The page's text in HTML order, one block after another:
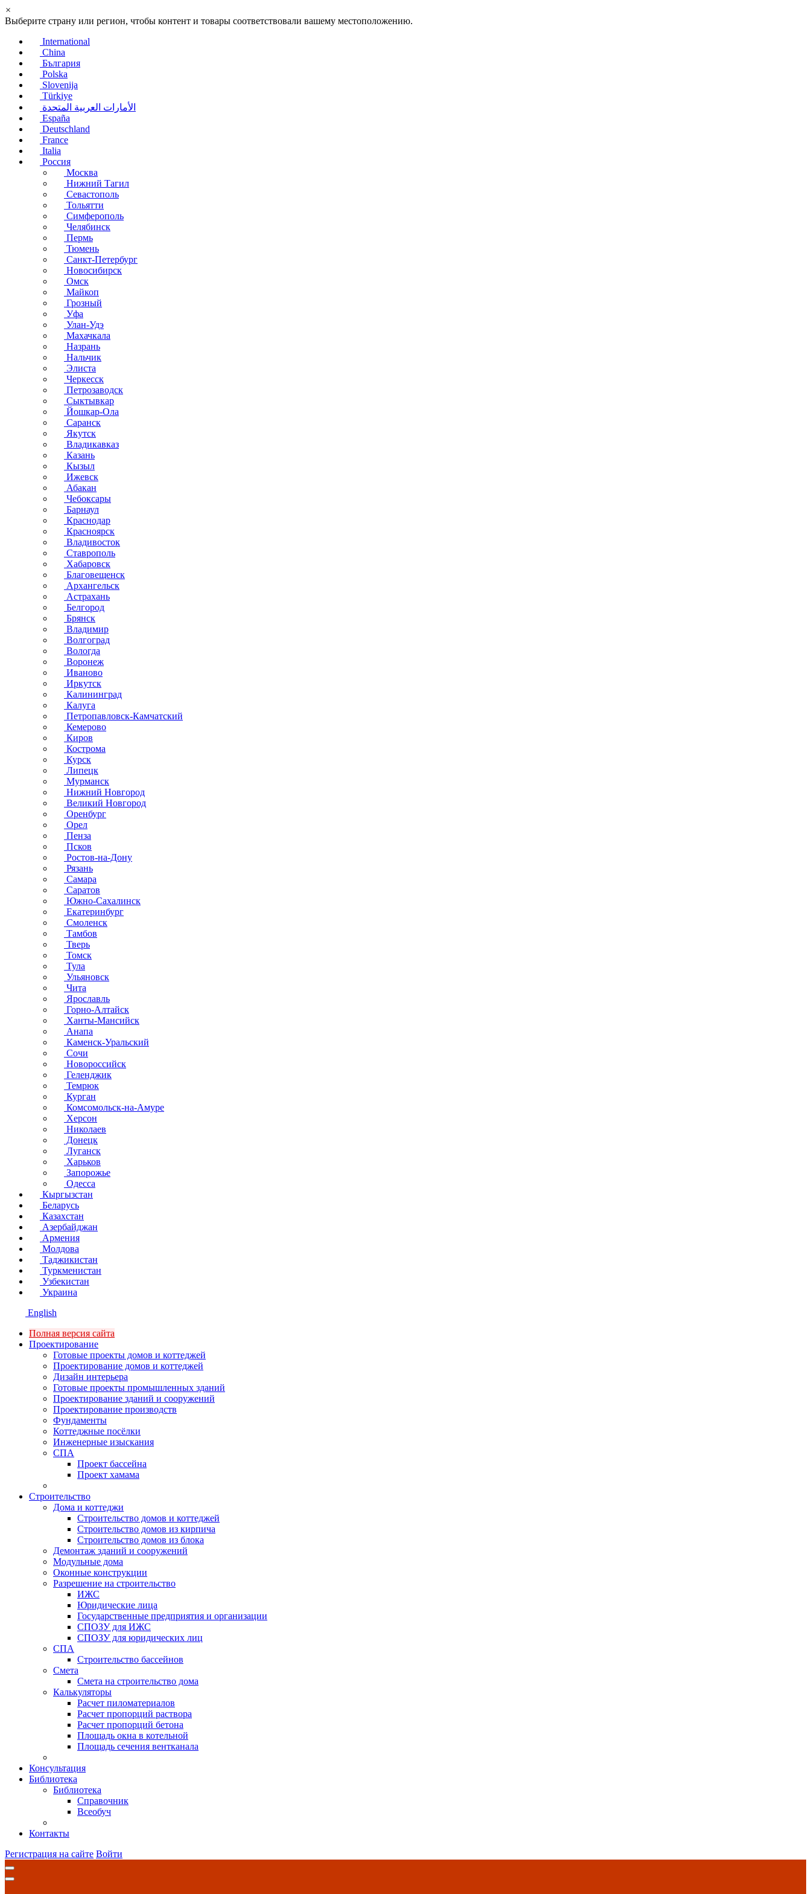
×
Выберите страну или регион, чтобы контент и товары соответствовали вашему местоположению.
International
China
България
Polska
Slovenija
Türkiye
الأمارات العربية المتحدة
España
Deutschland
France
Italia
Россия
Москва
Нижний Тагил
Севастополь
Тольятти
Симферополь
Челябинск
Пермь
Тюмень
Санкт-Петербург
Новосибирск
Омск
Майкоп
Грозный
Уфа
Улан-Удэ
Махачкала
Назрань
Нальчик
Элиста
Черкесск
Петрозаводск
Сыктывкар
Йошкар-Ола
Саранск
Якутск
Владикавказ
Казань
Кызыл
Ижевск
Абакан
Чебоксары
Барнаул
Краснодар
Красноярск
Владивосток
Ставрополь
Хабаровск
Благовещенск
Архангельск
Астрахань
Белгород
Брянск
Владимир
Волгоград
Вологда
Воронеж
Иваново
Иркутск
Калининград
Калуга
Петропавловск-Камчатский
Кемерово
Киров
Кострома
Курск
Липецк
Мурманск
Нижний Новгород
Великий Новгород
Оренбург
Орел
Пенза
Псков
Ростов-на-Дону
Рязань
Самара
Саратов
Южно-Сахалинск
Екатеринбург
Смоленск
Тамбов
Тверь
Томск
Тула
Ульяновск
Чита
Ярославль
Горно-Алтайск
Ханты-Мансийск
Анапа
Каменск-Уральский
Сочи
Новороссийск
Геленджик
Темрюк
Курган
Комсомольск-на-Амуре
Херсон
Николаев
Донецк
Луганск
Харьков
Запорожье
Одесса
Кыргызстан
Беларусь
Казахстан
Азербайджан
Армения
Молдова
Таджикистан
Туркменистан
Узбекистан
Украина
English
Полная версия сайта
Проектирование
Готовые проекты домов и коттеджей
Проектирование домов и коттеджей
Дизайн интерьера
Готовые проекты промышленных зданий
Проектирование зданий и сооружений
Проектирование производств
Фундаменты
Коттеджные посёлки
Инженерные изыскания
СПА
Проект бассейна
Проект хамама
Строительство
Дома и коттеджи
Строительство домов и коттеджей
Строительство домов из кирпича
Строительство домов из блока
Демонтаж зданий и сооружений
Модульные дома
Оконные конструкции
Разрешение на строительство
ИЖС
Юридические лица
Государственные предприятия и организации
СПОЗУ для ИЖС
СПОЗУ для юридических лиц
СПА
Строительство бассейнов
Смета
Смета на строительство дома
Калькуляторы
Расчет пиломатериалов
Расчет пропорций раствора
Расчет пропорций бетона
Площадь окна в котельной
Площадь сечения вентканала
Консультация
Библиотека
Библиотека
Справочник
Всеобуч
Контакты
Регистрация на сайте Войти